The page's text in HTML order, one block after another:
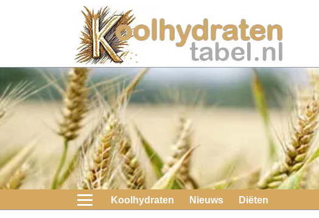
Koolhydraten
Nieuws
Koolhydraatarme diëten
Boeken
koolhydraatarme diëtenKoolhydraten Nieuws Diëten